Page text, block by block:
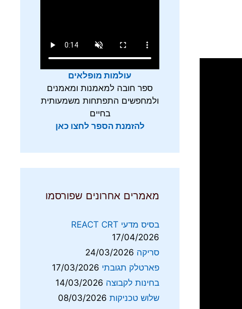
עולמות מופלאים
ספר חובה למאמנות ומאמנים
ולמחפשים התפתחות משמעותית
בחיים
להזמנת הספר לחצו כאן
מאמרים אחרונים שפורסמו
בסיס מדעי REACT CRT
17/04/2026
סריקה 24/03/2026
פארטלק תגובתי 17/03/2026
בחינות לקבוצה 14/03/2026
שלוש טכניקות 08/03/2026